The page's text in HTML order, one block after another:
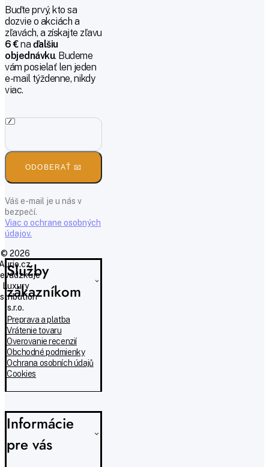
Služby
zákazníkom
Preprava a platba
Vrátenie tovaru
Overovanie recenzií
Obchodné podmienky
Ochrana osobních údajů
Cookies
Informácie
pre vás
Buďte prvý, kto sa
dozvie o akciách a
zľavách, a získajte zľavu
6 €na ďalšiu
objednávku. Budeme
vám posielať len jeden
e-mail týždenne, nikdy
viac.
ODOBERAŤ 📧
Váš e-mail je u nás v
bezpečí.
Viac o ochrane osobných
údajov.
© 2026
Luxury
s.r.o.